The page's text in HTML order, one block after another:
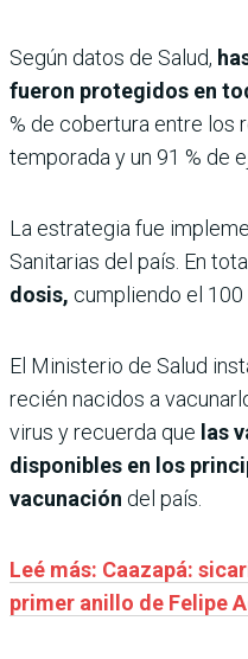
Según datos de Salud,
fueron protegidos en
% de cobertura entre los
temporada y un 91 % de
La estrategia fue
Sanitarias del país. En
dosis, cumpliendo el 100
El Ministerio de Salud
recién nacidos a
virus y recuerda que las
disponibles en los
vacunación del país.
Leé más: Caazapá:
primer anillo de Felipe